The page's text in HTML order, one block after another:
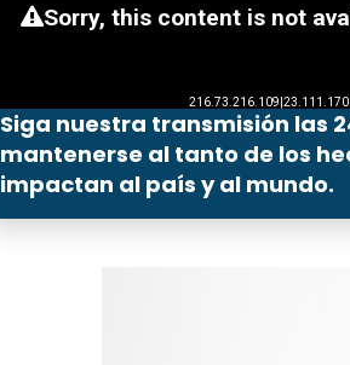
Siga nuestra transmisión las
mantenerse al tanto de los
impactan al país y al mundo.